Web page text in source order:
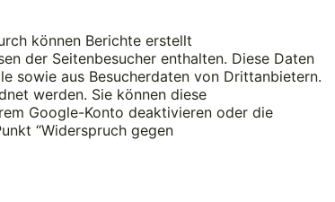
können Berichte erstellt
der Seitenbesucher enthalten. Diese Daten
sowie aus Besucherdaten von Drittanbietern.
werden. Sie können diese
Google-Konto deaktivieren oder die
“Widerspruch gegen